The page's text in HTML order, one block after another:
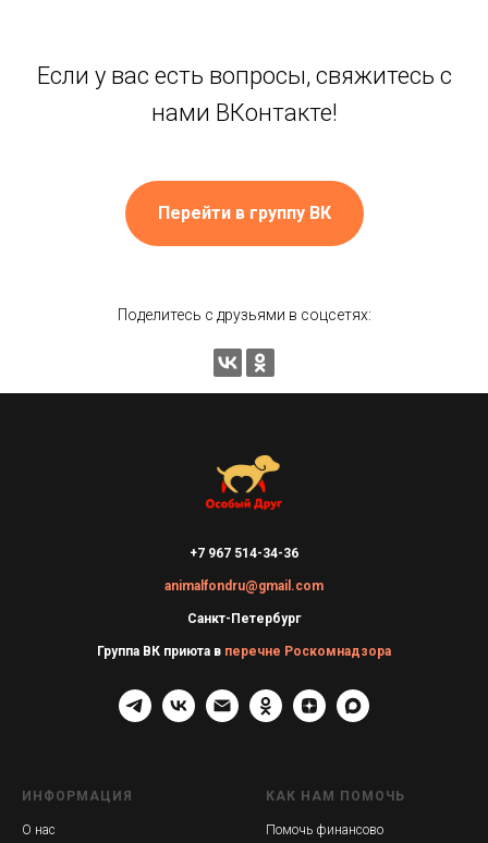
Если у вас есть вопросы, свяжитесь с
нами ВКонтакте!
Перейти в группу ВК
Поделитесь с друзьями в соцсетях:
+7 967 514-34-36
animalfondru@gmail.com
Санкт-Петербург
Группа ВК приюта в перечне Роскомнадзора
ИНФОРМАЦИЯ
О нас
КАК НАМ ПОМОЧЬ
Помочь финансово